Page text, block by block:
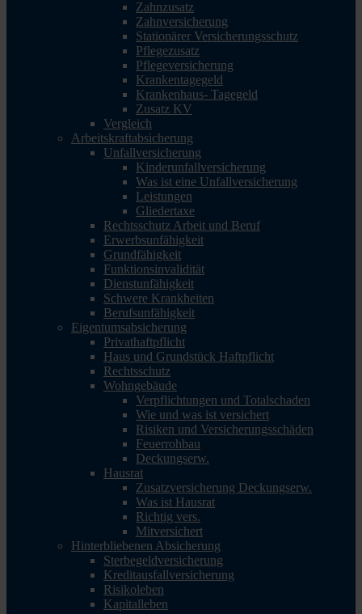
Zahnzusatz
Zahnversicherung
Stationärer Versicherungsschutz
Pflegezusatz
Pflegeversicherung
Krankentagegeld
Krankenhaus- Tagegeld
Zusatz KV
Vergleich
Arbeitskraftabsicherung
Unfallversicherung
Kinderunfallversicherung
Was ist eine Unfallversicherung
Leistungen
Gliedertaxe
Rechtsschutz Arbeit und Beruf
Erwerbsunfähigkeit
Grundfähigkeit
Funktionsinvalidität
Dienstunfähigkeit
Schwere Krankheiten
Berufsunfähigkeit
Eigentumsabsicherung
Privathaftpflicht
Haus und Grundstück Haftpflicht
Rechtsschutz
Wohngebäude
Verpflichtungen und Totalschaden
Wie und was ist versichert
Risiken und Versicherungsschäden
Feuerrohbau
Deckungserw.
Hausrat
Zusatzversicherung Deckungserw.
Was ist Hausrat
Richtig vers.
Mitversichert
Hinterbliebenen Absicherung
Sterbegeldversicherung
Kreditausfallversicherung
Risikoleben
Kapitalleben